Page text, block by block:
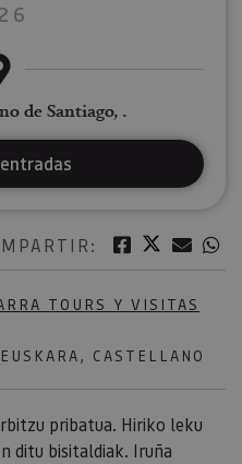
Facebook
Twitter
TOURS Y VISITAS
CASTELLANO
pribatua. Hiriko leku
ditu bisitaldiak. Iruña
de Santiago, .